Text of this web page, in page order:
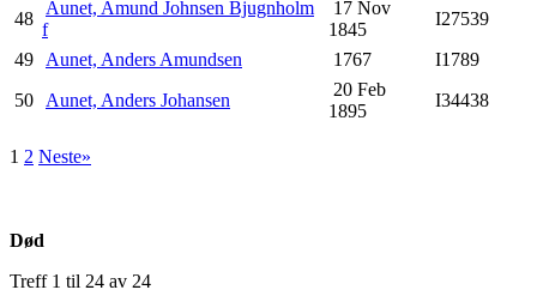
48
Aunet, Amund Johnsen Bjugnholm
f
17 Nov
1845
I27539
49 Aunet, Anders Amundsen 1767
I1789
50 Aunet, Anders Johansen
20 Feb
1895
I34438
1 2 Neste»
Død
Treff 1 til 24 av 24